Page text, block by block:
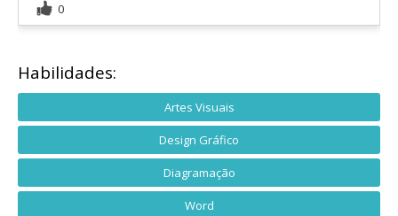
0
Habilidades:
Artes Visuais
Design Gráfico
Diagramação
Word